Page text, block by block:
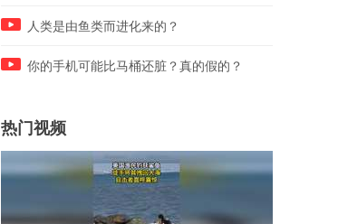
人类是由鱼类而进化来的？
你的手机可能比马桶还脏？真的假的？
热门视频